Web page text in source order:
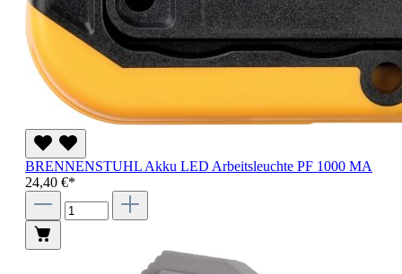
BRENNENSTUHL Akku LED Arbeitsleuchte PF 1000 MA
24,40 €*